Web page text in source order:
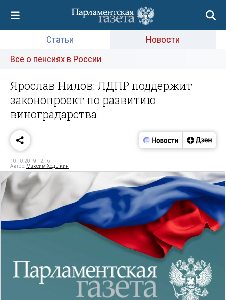
Статьи
Новости
Все о пенсиях в России
Ярослав Нилов: ЛДПР поддержит
законопроект по развитию
виноградарства
10.10.2019 12:16
Автор: Максим Ходыкин